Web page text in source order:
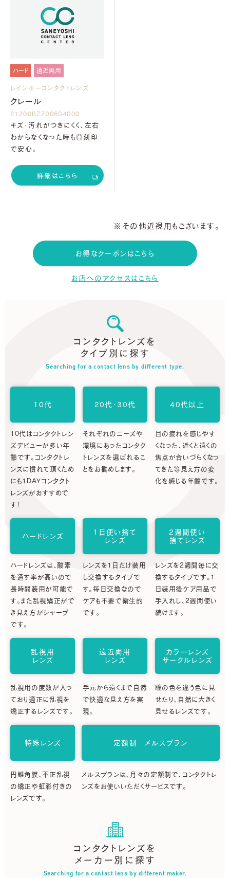
ハード 遠近両用
レインボーコンタクトレンズ
クレール
21200BZZ00604000
キズ・汚れがつきにくく、左右
わからなくなった時も◎刻印
で安心。
詳細はこちら
※その他近視用もございます。
お得なクーポンはこちら
お店へのアクセスはこちら
コンタクトレンズを
タイプ別に探す
Searching for a contact lens by different type.
10代
10代はコンタクトレン
ズデビューが多い年
齢です。コンタクトレ
ンズに慣れて頂くため
にも1DAYコンタクト
レンズがおすすめで
す！
20代・30代
それぞれのニーズや
環境にあったコンタク
トレンズを選ばれるこ
とをお勧めします。
40代以上
目の疲れを感じやす
くなった、近くと遠くの
焦点が合いづらくなっ
てきた等見え方の変
化を感じる年齢です。
ハードレンズ
ハードレンズは、酸素
を通す率が高いので
長時間装用が可能で
す。また乱視矯正がで
き見え方がシャープ
です。
1日使い捨て
レンズ
レンズを1日だけ装用
し交換するタイプで
す。毎日交換なので
ケアも不要で衛生的
です。
2週間使い
捨てレンズ
レンズを2週間毎に交
換するタイプです。1
日装用後ケア用品で
手入れし、2週間使い
続けます。
乱視用
レンズ
乱視用の度数が入っ
ており適正に乱視を
矯正するレンズです。
遠近両用
レンズ
手元から遠くまで自然
で快適な見え方を実
現。
カラーレンズ
サークルレンズ
瞳の色を違う色に見
せたり、自然に大きく
見せるレンズです。
特殊レンズ
円錐角膜、不正乱視
の矯正や虹彩付きの
レンズです。
定額制 メルスプラン
メルスプランは、月々の定額制で、コンタクトレ
ンズをお使いいただくサービスです。
コンタクトレンズを
メーカー別に探す
Searching for a contact lens by different maker.